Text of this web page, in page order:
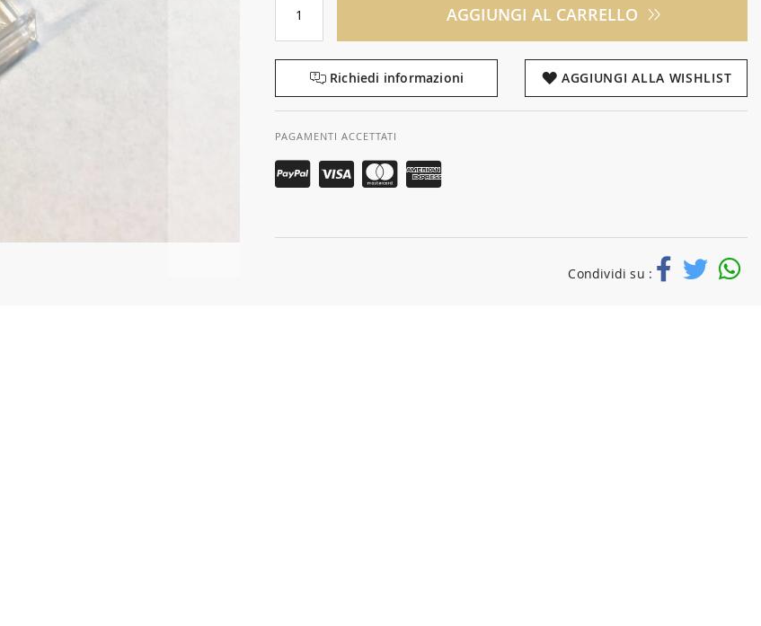
AGGIUNGI AL CARRELLO
Richiedi informazioni AGGIUNGI ALLA WISHLIST
PAGAMENTI ACCETTATI
Condividi su :